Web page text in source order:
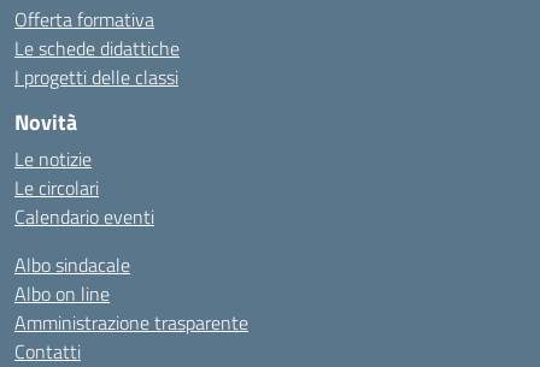
Offerta formativa
Le schede didattiche
I progetti delle classi
Novità
Le notizie
Le circolari
Calendario eventi
Albo sindacale
Albo on line
Amministrazione trasparente
Contatti